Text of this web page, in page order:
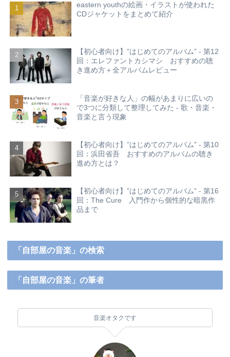
eastern youthの絵画・イラストが使われた
CDジャケットをまとめて紹介
【初心者向け】”はじめてのアルバム” - 第12
回：エレファントカシマシ おすすめの聴
き進め方＋全アルバムレビュー
「音楽が好きな人」の幅があまりに広いの
で3つに分類して整理してみた - 歌・音楽・
音楽と言う現象
【初心者向け】”はじめてのアルバム” - 第10
回：浜田省吾 おすすめのアルバムの聴き
進め方とは？
【初心者向け】”はじめてのアルバム” - 第16
回：The Cure 入門作から個性的な暗黒作
品まで
「自部屋の音楽」の検索
「自部屋の音楽」の筆者
音楽オタクです